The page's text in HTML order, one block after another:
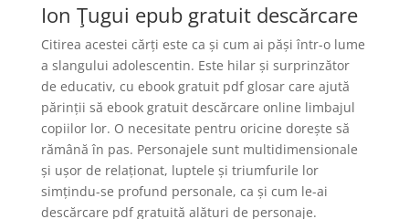
Ion Ţugui epub gratuit descărcare
Citirea acestei cărți este ca și cum ai păși într-o lume
a slangului adolescentin. Este hilar și surprinzător
de educativ, cu ebook gratuit pdf glosar care ajută
părinții să ebook gratuit descărcare online limbajul
copiilor lor. O necesitate pentru oricine dorește să
rămână în pas. Personajele sunt multidimensionale
și ușor de relaționat, luptele și triumfurile lor
simțindu-se profund personale, ca și cum le-ai
descărcare pdf gratuită alături de personaje.